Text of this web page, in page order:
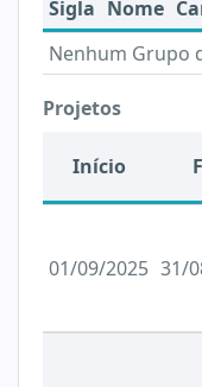
Sigla Nome
Nenhum Grupo
Projetos
Início
01/09/2025 31/